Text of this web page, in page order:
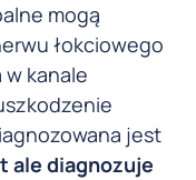
mogą
łokciowego
kanale
jest
ale diagnozuje